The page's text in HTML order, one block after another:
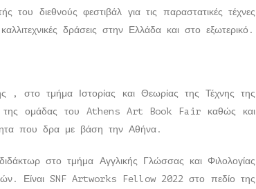
του διεθνούς φεστιβάλ για τις παραστατικές τέχνες
δράσεις στην Ελλάδα και στο εξωτερικό.
, στο τμήμα Ιστορίας και Θεωρίας της Τέχνης της
της ομάδας του Athens Art Book Fair καθώς και
που δρα με βάση την Αθήνα.
στο τμήμα Αγγλικής Γλώσσας και Φιλολογίας
Είναι SNF Artworks Fellow 2022 στο πεδίο της